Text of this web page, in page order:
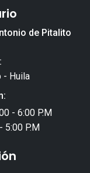
de Pitalito
- Huila
- 6:00 P.M
5:00 P.M